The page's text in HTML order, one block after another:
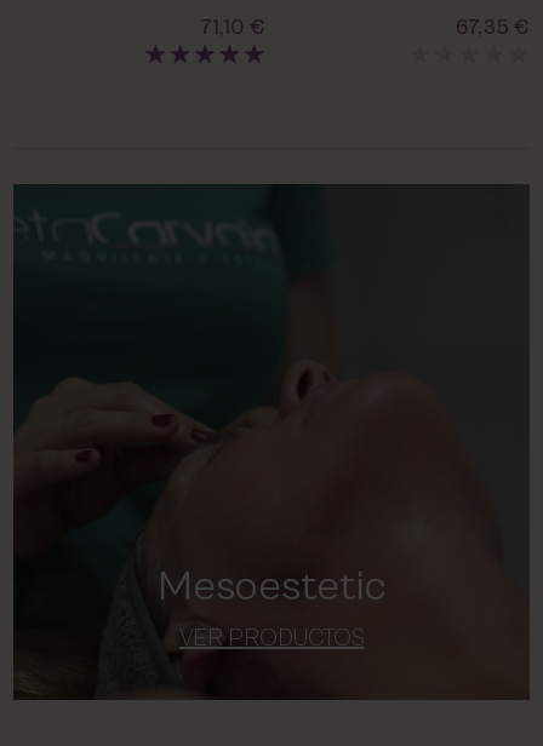
71,10 € 67,35 €
Mesoestetic
VER PRODUCTOS